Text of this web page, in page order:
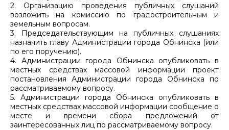
2. Организацию проведения публичных слушаний
возложить на комиссию по градостроительным и
земельным вопросам.
3. Председательствующим на публичных слушаниях
назначить главу Администрации города Обнинска (или
по его поручению).
4. Администрации города Обнинска опубликовать в
местных средствах массовой информации проект
постановления Администрации города Обнинска по
рассматриваемому вопросу.
5. Администрации города Обнинска опубликовать в
местных средствах массовой информации сообщение о
месте и времени сбора предложений от
заинтересованных лиц по рассматриваемому вопросу.